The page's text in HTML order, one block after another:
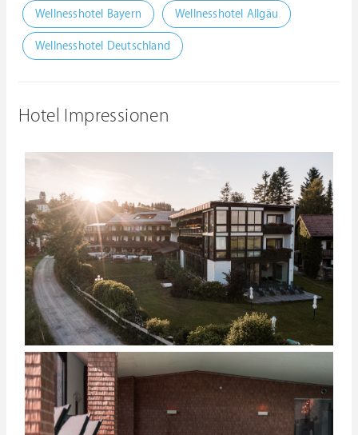
Wellnesshotel Bayern Wellnesshotel Allgäu
Wellnesshotel Deutschland
Hotel Impressionen